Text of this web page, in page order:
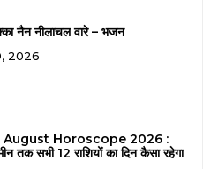
नैन नीलाचल वारे – भजन
2026
August Horoscope 2026 :
तक सभी 12 राशियों का दिन कैसा रहेगा